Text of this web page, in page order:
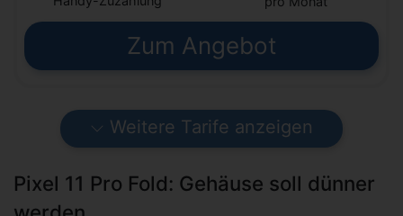
Zum Angebot
Weitere Tarife anzeigen
Pixel 11 Pro Fold: Gehäuse soll dünner